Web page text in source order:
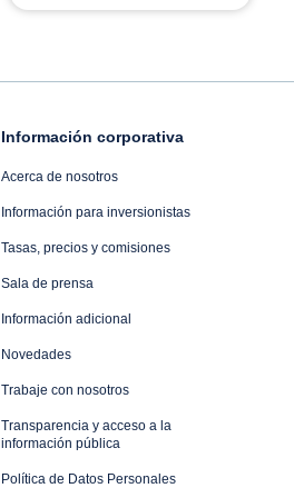
Información corporativa
Acerca de nosotros
Información para inversionistas
Tasas, precios y comisiones
Sala de prensa
Información adicional
Novedades
Trabaje con nosotros
Transparencia y acceso a la
información pública
Política de Datos Personales